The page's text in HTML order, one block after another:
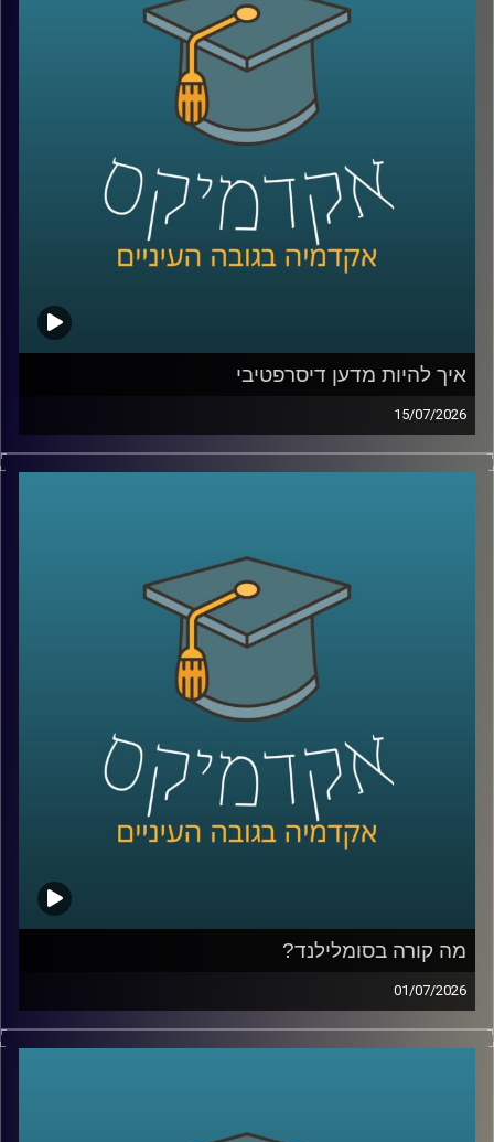
ככל שהמערכות האלה הופכות לחכמות יותר, עולה שאלה
הרבה יותר גדולה מרק מה הטכנולוגיה יודעת לעשות: האם
אנחנו יכולים לסמוך עליה? מתי אדם צריך לקבל את ההחלטה,
ומתי אפשר לתת למכונה לעשות את זה? ואם היא טועה, מי
על כל אלו נדבר עם ד״ר אביב בר זוהר, דוקטור למשפטים
בנושא חוקיות רחפנים אוטונומיים קטלניים ומשמעות
מעורבות האדם בחוג ההפעלה.
קרדיט תמונות:AudioVersity
איך להיות מדען דיסרפטיבי
15/07/2026
הרבה מההמצאות שאנחנו מכירים התחילו בכלל מטעות.
פניצילין שנולד מצלחת פטרי שהתמלאה עובש, פוסט־איט
רדאר, וארטיק שנולד כשילד שכח בחוץ כוס עם משקה ומקל
ערבוב בלילה קר.
על פניו, כל אלה נשמעים כמו מזל. אבל אולי זו רק חצי
מהתמונה. כי הרבה אנשים נתקלים בטעויות, בכישלונות
ובדברים לא צפויים, והשאלה היא מי יודע לעצור, להסתכל
עליהם אחרת, ולהפוך אותם לפריצת דרך.
האורח שלנו היום הוא מוטי שטנר, יזם סדרתי, משקיע ומרצה
באוניברסיטת רייכמן. יחד עם אחיו, פרופ׳ אורי שטנר, הוא כתב
את הספר “איך להיות מדען דיסרפטיבי”, שמנסה לשאול האם
פריצות דרך הן באמת עניין של גאונות ומזל, או שאפשר לפתח
צורת חשיבה, ואולי אפילו שיטה, שמגדילה את הסיכוי לזהות
שאלות גדולות, לערער על הנחות יסוד ולפרוץ את גבולות הידע
בפרק הזה נדבר על הדרך שבה נולדות תגליות, על מה שמדע
יכול ללמוד מהייטק, על ההבדל בין חשיבה נועזת לחשיבה לא
מבוססת, ועל השאלה האם אפשר ללמד אנשים לחשוב בצורה
קרדיט תמונות:AudioVersity
מה קורה בסומלילנד?
01/07/2026
יש בעולם מדינה עם כ-6 מיליון תושבים, ממשלה, מטבע, צבא,
דרכונים ובחירות דמוקרטיות. היא יציבה יותר מחלק מהמדינות